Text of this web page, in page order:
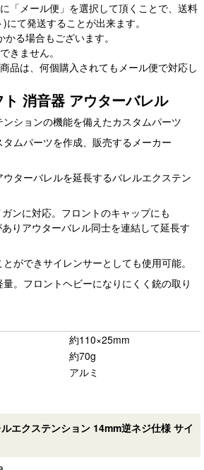
「メール便」を選択して頂くことで、送料
て発送することが出来ます。
る場合もございます。
きません。
品は、何個購入されてもメール便で対応し
消音器 アウターバレル
ションの機能を備えたカスタムパーツ
ムパーツを作成、販売するメーカー
ターバレルを延長するバレルエクステン
ンに対応。フロントのキャップにも
りアウターバレル同士を連結して延長す
ができサイレンサーとしても使用可能。
。フロントヘビーになりにくく銃の取り
約110×25mm
約70g
アルミ
エクステンション 14mm逆ネジ仕様 サイ